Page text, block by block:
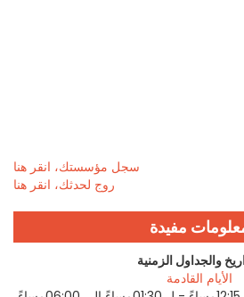
سجل مؤسستك، انقر هنا
روج لحدثك، انقر هنا
مفيدة
والجداول الزمنية
الأيام القادمة